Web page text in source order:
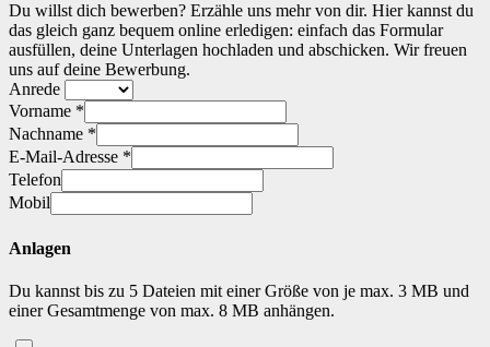
Du willst dich bewerben? Erzähle uns mehr von dir. Hier kannst du
das gleich ganz bequem online erledigen: einfach das Formular
ausfüllen, deine Unterlagen hochladen und abschicken. Wir freuen
uns auf deine Bewerbung.
Anrede
Vorname *
Nachname *
E-Mail-Adresse *
Telefon
Mobil
Anlagen
Du kannst bis zu 5 Dateien mit einer Größe von je max. 3 MB und
einer Gesamtmenge von max. 8 MB anhängen.